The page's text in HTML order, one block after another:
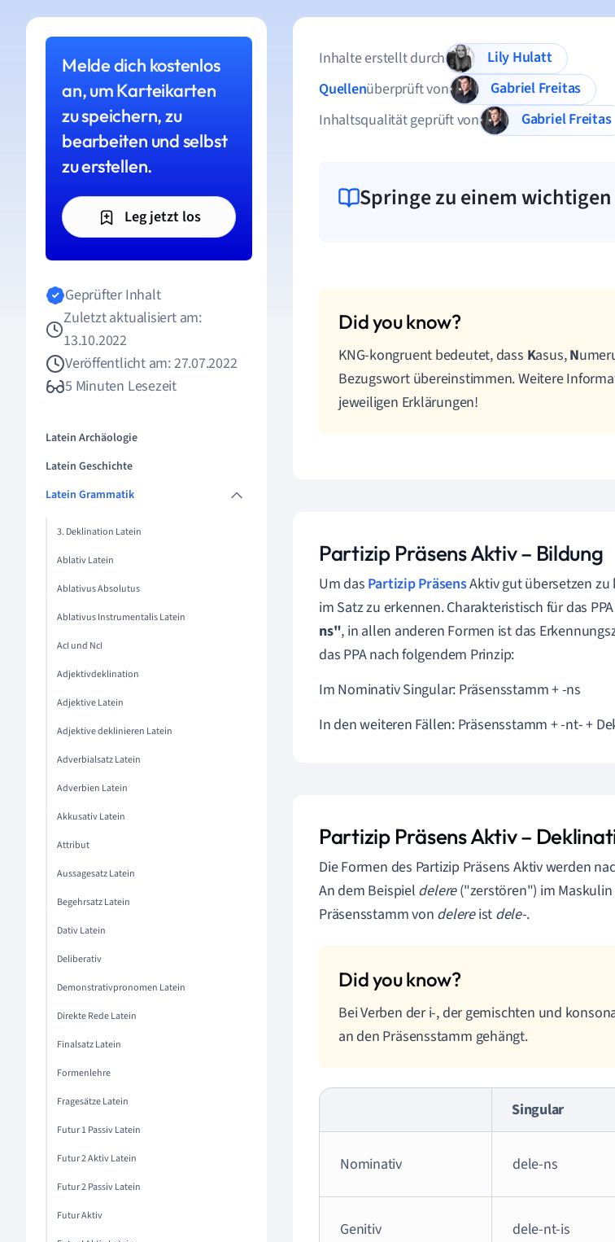
Melde dich kostenlos
an, um Karteikarten
zu speichern, zu
bearbeiten und selbst
zu erstellen.
Leg jetzt los
Geprüfter Inhalt
Zuletzt aktualisiert am:
13.10.2022
Veröffentlicht am: 27.07.2022
5 Minuten Lesezeit
Latein Archäologie
Latein Geschichte
Latein Grammatik
3. Deklination Latein
Ablativ Latein
Ablativus Absolutus
Ablativus Instrumentalis Latein
AcI und NcI
Adjektivdeklination
Adjektive Latein
Adjektive deklinieren Latein
Adverbialsatz Latein
Adverbien Latein
Akkusativ Latein
Attribut
Aussagesatz Latein
Begehrsatz Latein
Dativ Latein
Deliberativ
Demonstrativpronomen Latein
Direkte Rede Latein
Finalsatz Latein
Formenlehre
Fragesätze Latein
Futur 1 Passiv Latein
Futur 2 Aktiv Latein
Futur 2 Passiv Latein
Futur Aktiv
Inhalte erstellt durch
Lily Hulatt
Quellenüberprüft von
Gabriel Freitas
Inhaltsqualität geprüft von
Gabriel Freitas
Springe zu einem
KNG-kongruent bedeutet, dass Kasus,N
Bezugswort übereinstimmen.Weitere
jeweiligen Erklärungen!
Partizip Präsens Aktiv – Bildung
Um das Partizip PräsensAktiv gut übersetzen zu
im Satz zu erkennen. Charakteristisch für das
ns", in allen anderen Formen ist das
das PPA nach folgendem Prinzip:
Im Nominativ Singular: Präsensstamm + -ns
In den weiteren Fällen: Präsensstamm + -nt- +
Partizip Präsens Aktiv –
Die Formen des Partizip Präsens Aktiv werden
An dem Beispiel delere("zerstören") im
Präsensstamm von delereist dele-.
Bei Verben der i-, der gemischten und
an den Präsensstamm gehängt.
Singular
Nominativ dele-ns
Genitiv dele-nt-is